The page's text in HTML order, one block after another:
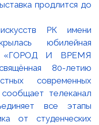
РК имени
юбилейная
«ГОРОД И ВРЕМЯ
80-летию
современных
сообщает телеканал
все этапы
от студенческих